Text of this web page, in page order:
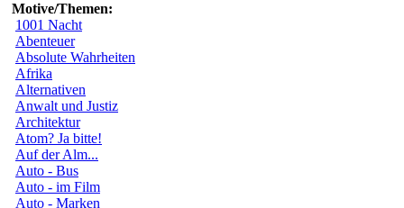
Motive/Themen:
1001 Nacht
Abenteuer
Absolute Wahrheiten
Afrika
Alternativen
Anwalt und Justiz
Architektur
Atom? Ja bitte!
Auf der Alm...
Auto - Bus
Auto - im Film
Auto - Marken